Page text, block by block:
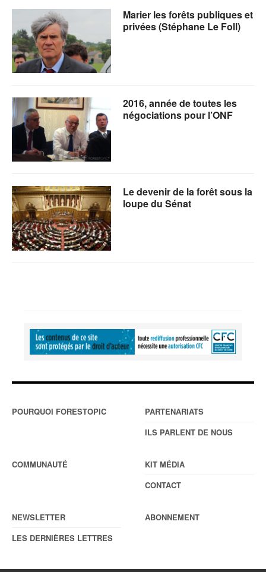
Marier les forêts publiques et
privées (Stéphane Le Foll)
2016, année de toutes les
négociations pour l’ONF
Le devenir de la forêt sous la
loupe du Sénat
POURQUOI FORESTOPIC
PARTENARIATS
ILS PARLENT DE NOUS
COMMUNAUTÉ
KIT MÉDIA
CONTACT
NEWSLETTER
LES DERNIÈRES LETTRES
ABONNEMENT